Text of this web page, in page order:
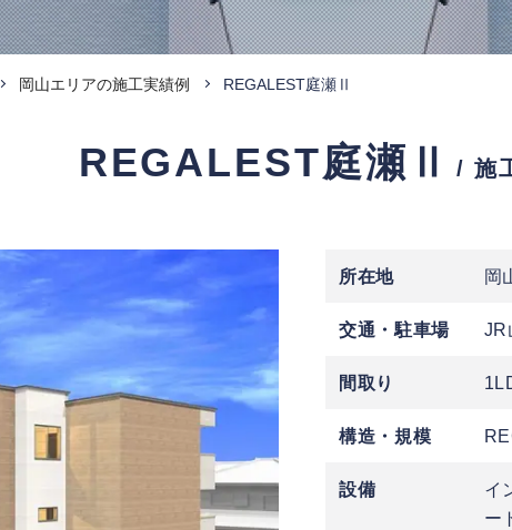
岡山エリアの施工実績例 REGALEST庭瀬Ⅱ
REGALEST庭瀬Ⅱ / 施
所在地 岡
交通・駐車場
間取り
構造・規模
設備
イ
ー